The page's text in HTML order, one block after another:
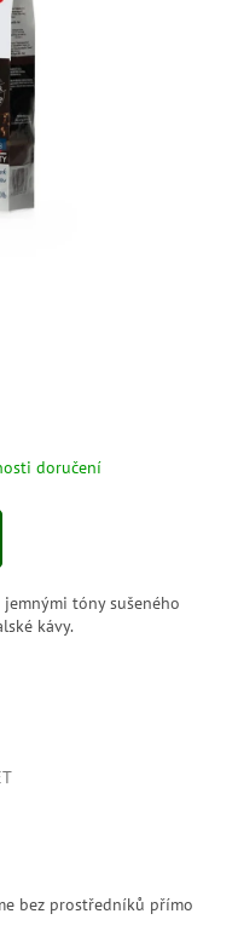
doručení
tóny sušeného
kávy.
bez prostředníků přímo